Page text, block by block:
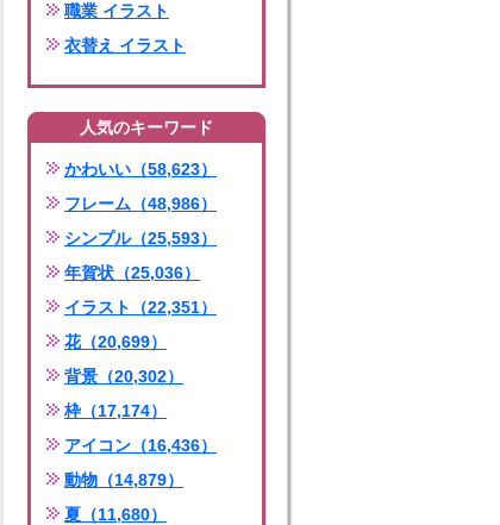
職業 イラスト
衣替え イラスト
人気のキーワード
かわいい（58,623）
フレーム（48,986）
シンプル（25,593）
年賀状（25,036）
イラスト（22,351）
花（20,699）
背景（20,302）
枠（17,174）
アイコン（16,436）
動物（14,879）
夏（11,680）